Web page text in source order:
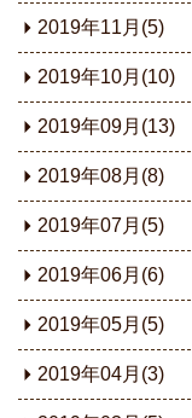
2019年11月(5)
2019年10月(10)
2019年09月(13)
2019年08月(8)
2019年07月(5)
2019年06月(6)
2019年05月(5)
2019年04月(3)